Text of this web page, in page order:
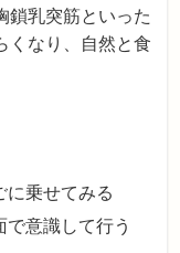
鎖乳突筋といった
くなり、自然と食
に乗せてみる
意識して行う